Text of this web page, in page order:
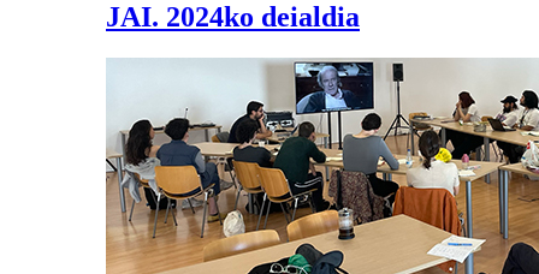
JAI. 2024ko deialdia